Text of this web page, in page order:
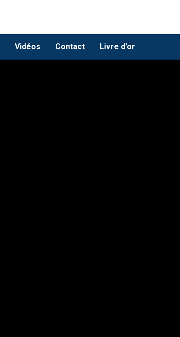
Vidéos Contact Livre d'or